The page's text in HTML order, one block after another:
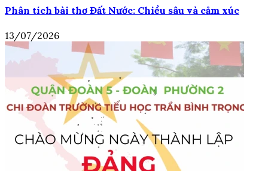
Phân tích bài thơ Đất Nước: Chiều sâu và cảm xúc
13/07/2026